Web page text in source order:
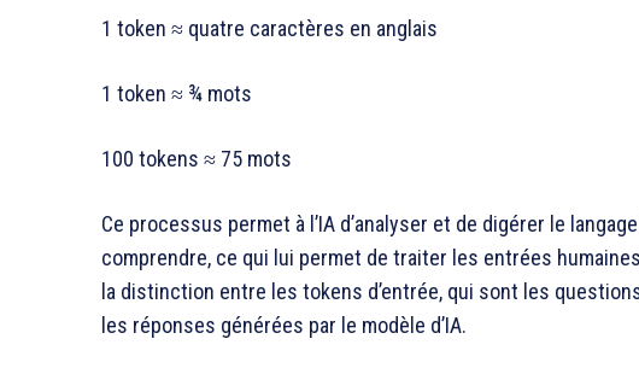
1 token ≈ quatre caractères en anglais
1 token ≈ ¾ mots
100 tokens ≈ 75 mots
Ce processus permet à l’IA d’analyser et de digérer le
comprendre, ce qui lui permet de traiter les entrées
la distinction entre les tokens d’entrée, qui sont les
les réponses générées par le modèle d’IA.